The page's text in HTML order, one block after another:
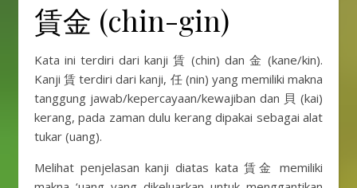
賃金 (chin-gin)
Kata ini terdiri dari kanji 賃 (chin) dan 金 (kane/kin).
Kanji 賃 terdiri dari kanji, 任 (nin) yang memiliki makna
tanggung jawab/kepercayaan/kewajiban dan 貝 (kai)
kerang, pada zaman dulu kerang dipakai sebagai alat
tukar (uang).
Melihat penjelasan kanji diatas kata 賃金 memiliki